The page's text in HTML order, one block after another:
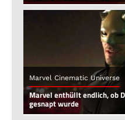
Marvel Cinematic Universe
Marvel enthüllt endlich, ob
gesnapt wurde